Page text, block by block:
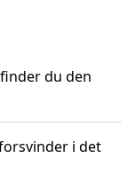
du den
i det